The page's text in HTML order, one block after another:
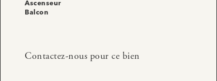
Ascenseur
Balcon
Contactez-nous pour ce bien